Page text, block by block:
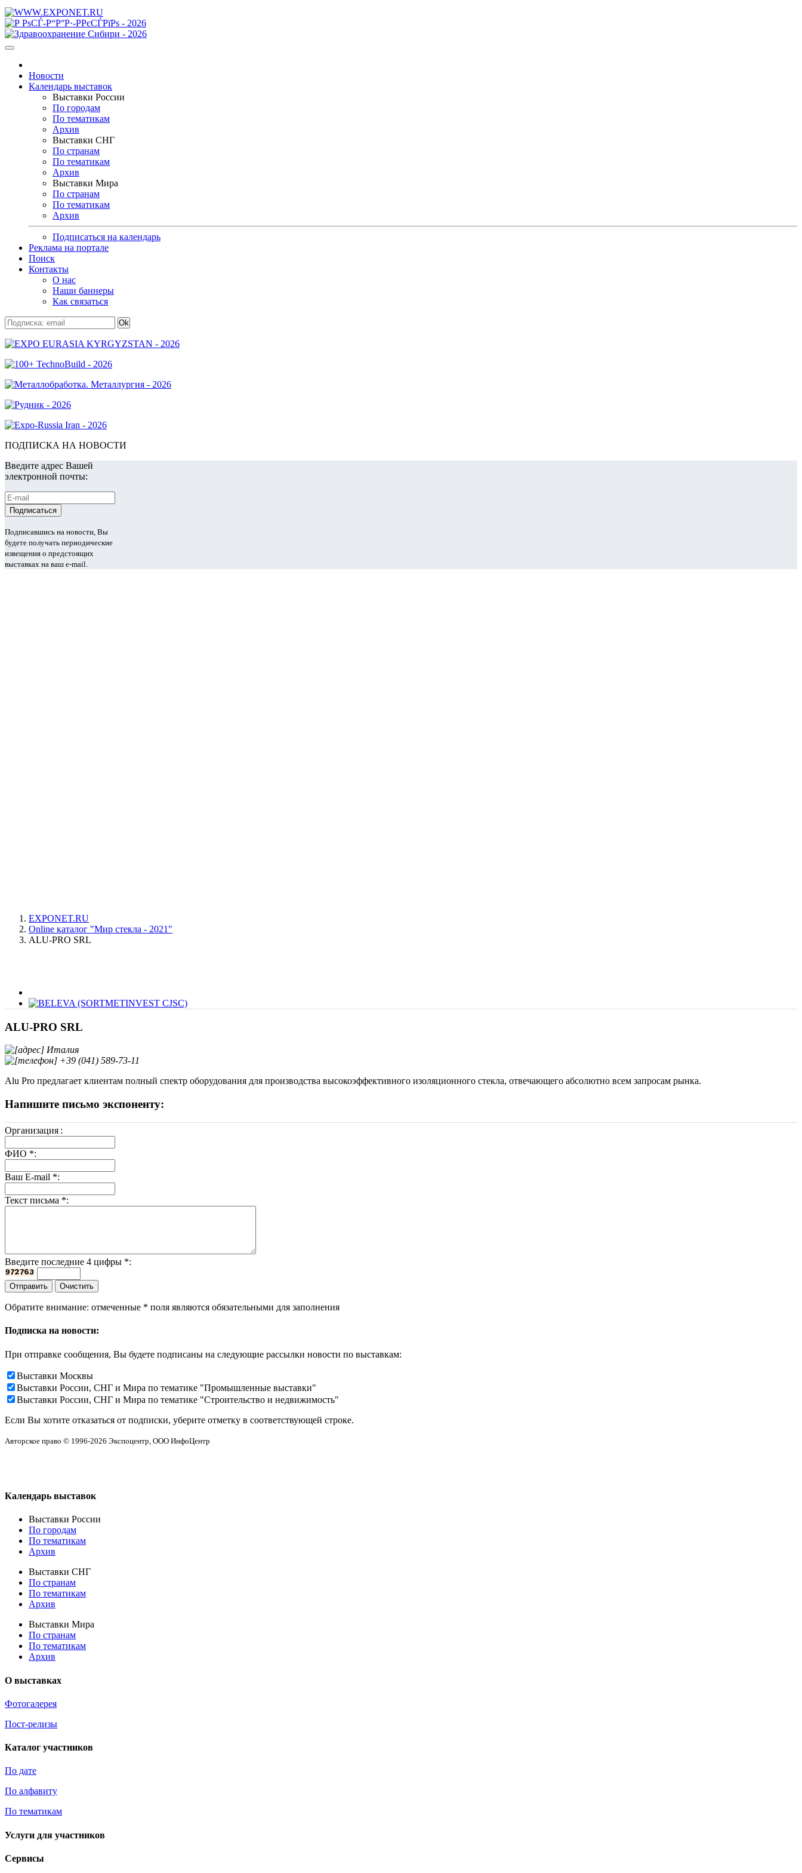
Новости
Календарь выставок
Выставки России
По городам
По тематикам
Архив
Выставки СНГ
По странам
По тематикам
Архив
Выставки Мира
По странам
По тематикам
Архив
Подписаться на календарь
Реклама на портале
Поиск
Контакты
О нас
Наши баннеры
Как связаться
ПОДПИСКА НА НОВОСТИ
Введите адрес Вашей
электронной почты:
Подписавшись на новости, Вы
будете получать периодические
извещения о предстоящих
выставках на ваш e-mail.
EXPONET.RU
Online каталог "Мир стекла - 2021"
ALU-PRO SRL
ALU-PRO SRL
Италия
+39 (041) 589-73-11
Alu Pro предлагает клиентам полный спектр оборудования для производства высокоэффективного изоляционного стекла, отвечающего абсолютно всем запросам рынка.
Напишите письмо экспоненту:
Организация :
ФИО *:
Ваш E-mail *:
Текст письма *:
Введите последние 4 цифры *:
Обратите внимание: отмеченные * поля являются обязательными для заполнения
Подписка на новости:
При отправке сообщения, Вы будете подписаны на следующие рассылки новости по выставкам:
Выставки Москвы
Выставки России, СНГ и Мира по тематике "Промышленные выставки"
Выставки России, СНГ и Мира по тематике "Строительство и недвижимость"
Если Вы хотите отказаться от подписки, уберите отметку в соответствующей строке.
Авторское право © 1996-2026 Экспоцентр, ООО ИнфоЦентр
Календарь выставок
Выставки России
По городам
По тематикам
Архив
Выставки СНГ
По странам
По тематикам
Архив
Выставки Мира
По странам
По тематикам
Архив
О выставках
Фотогалерея
Пост-релизы
Каталог участников
По дате
По алфавиту
По тематикам
Услуги для участников
Сервисы